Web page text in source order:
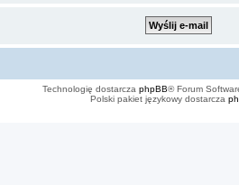
Technologię dostarcza phpBB® Forum
Polski pakiet językowy dostarcza